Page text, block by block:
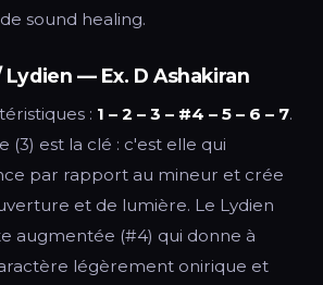
sound healing.
— Ex. D Ashakiran
: 1 – 2 – 3 – #4 – 5 – 6 – 7.
(3) est la clé : c'est elle qui
par rapport au mineur et crée
et de lumière. Le Lydien
augmentée (#4) qui donne à
légèrement onirique et